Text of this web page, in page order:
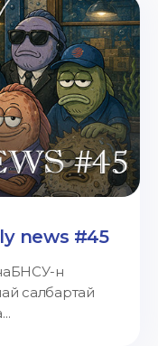
news #45
н
салбартай